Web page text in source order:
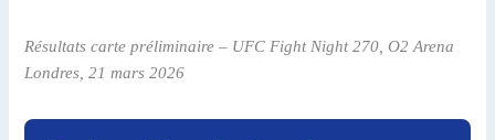
Résultats carte préliminaire – UFC Fight Night 270, O2 Arena
Londres, 21 mars 2026